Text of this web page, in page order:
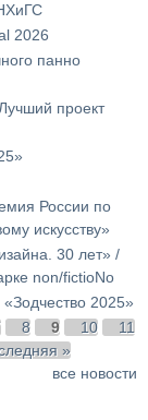
2026
панно
проект
России по
искусству»
30 лет» /
non/fictioNo
2025»
8 9 10
11
»
все новости